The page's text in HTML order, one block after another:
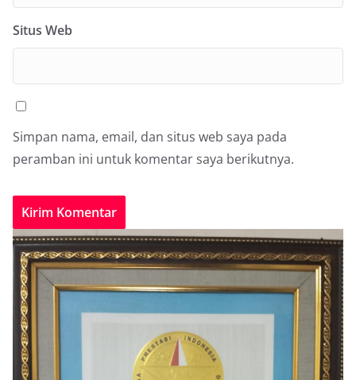
Situs Web
Simpan nama, email, dan situs web saya pada
peramban ini untuk komentar saya berikutnya.